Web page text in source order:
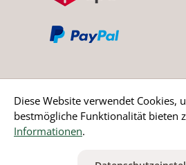
Bestellung
Diese Website verwendet Cookies,
bestmögliche Funktionalität bieten
Informationen.